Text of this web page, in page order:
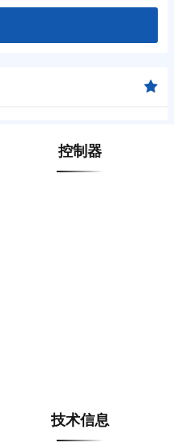
控制器
技术信息